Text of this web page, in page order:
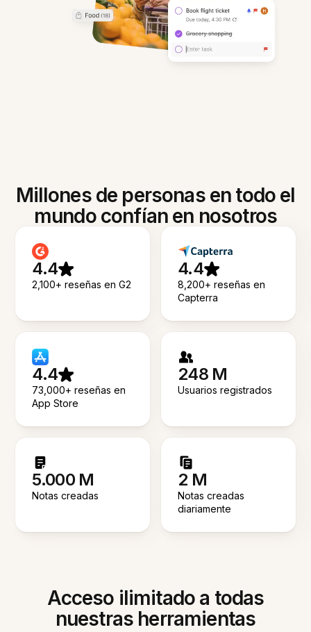
Millones de personas en todo el
mundo confían en nosotros
4.4
2,100+ reseñas en G2
4.4
8,200+ reseñas en
Capterra
4.4
73,000+ reseñas en
App Store
248 M
Usuarios registrados
5.000 M
Notas creadas
2 M
Notas creadas
diariamente
Acceso ilimitado a todas
nuestras herramientas